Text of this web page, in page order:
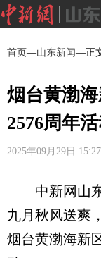
首页—山东新闻—正
烟台黄渤
2576周年
2025年09月29日
中新网山东
九月秋风送爽
烟台黄渤海新